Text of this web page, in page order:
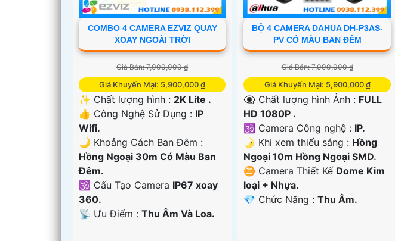
COMBO 4 CAMERA EZVIZ QUAY
XOAY NGOÀI TRỜI
Giá Bán: 7,000,000 ₫
Giá Khuyến Mại: 5,900,000 ₫
✨ Chất lượng hình : 2K Lite .
👍 Công Nghệ Sử Dụng : IP
Wifi.
🌙 Khoảng Cách Ban Đêm :
Hồng Ngoại 30m Có Màu Ban
Ðêm.
🕉️ Cấu Tạo Camera IP67 xoay
360.
️📡 Ưu Điểm : Thu Âm Và Loa.
BỘ 4 CAMERA DAHUA DH-P3AS-
PV CÓ MÀU BAN ĐÊM
Giá Bán: 7,000,000 ₫
Giá Khuyến Mại: 5,900,000 ₫
👁️‍🗨 Chất lượng hình Ảnh : FULL
HD 1080P .
🕉️ Camera Công nghệ : IP.
🌛 Khi xem thiếu sáng : Hồng
Ngoại 10m Hồng Ngoại SMD.
♊ Camera Thiết Kế Dome Kim
loại + Nhựa.
️💎 Chức Năng :Thu Âm.